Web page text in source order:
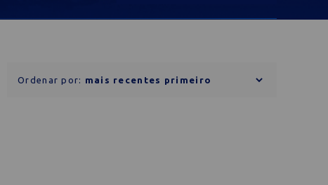
Ordenar por: